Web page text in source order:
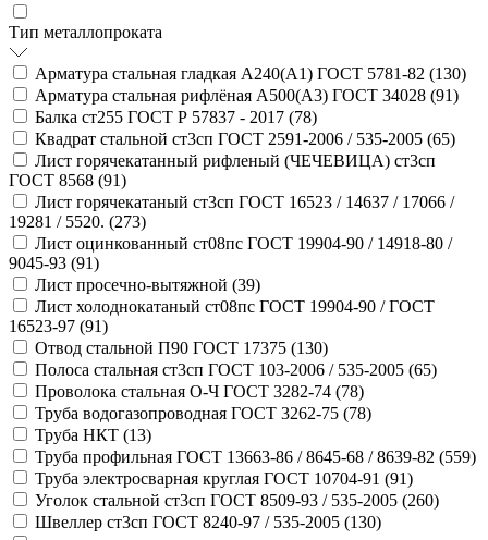
Тип металлопроката
Арматура стальная гладкая А240(А1) ГОСТ 5781-82 (130)
Арматура стальная рифлёная А500(А3) ГОСТ 34028 (91)
Балка ст255 ГОСТ Р 57837 - 2017 (78)
Квадрат стальной ст3сп ГОСТ 2591-2006 / 535-2005 (65)
Лист горячекатанный рифленый (ЧЕЧЕВИЦА) ст3сп
ГОСТ 8568 (91)
Лист горячекатаный ст3сп ГОСТ 16523 / 14637 / 17066 /
19281 / 5520. (273)
Лист оцинкованный ст08пс ГОСТ 19904-90 / 14918-80 /
9045-93 (91)
Лист просечно-вытяжной (39)
Лист холоднокатаный ст08пс ГОСТ 19904-90 / ГОСТ
16523-97 (91)
Отвод стальной П90 ГОСТ 17375 (130)
Полоса стальная ст3сп ГОСТ 103-2006 / 535-2005 (65)
Проволока стальная О-Ч ГОСТ 3282-74 (78)
Труба водогазопроводная ГОСТ 3262-75 (78)
Труба НКТ (13)
Труба профильная ГОСТ 13663-86 / 8645-68 / 8639-82 (559)
Труба электросварная круглая ГОСТ 10704-91 (91)
Уголок стальной ст3сп ГОСТ 8509-93 / 535-2005 (260)
Швеллер ст3сп ГОСТ 8240-97 / 535-2005 (130)